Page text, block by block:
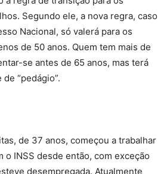
Segundo ele, a nova regra, caso
Nacional, só valerá para os
de 50 anos. Quem tem mais de
se antes de 65 anos, mas terá
“pedágio”.
de 37 anos, começou a trabalhar
o INSS desde então, com exceção
desempregada. Atualmente